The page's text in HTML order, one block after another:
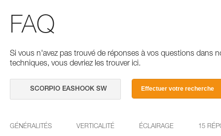
FAQ
Si vous n'avez pas trouvé de réponses à vos questions dans
techniques, vous devriez les trouver ici.
Effectuer votre recherche
GÉNÉRALITÉS VERTICALITÉ ÉCLAIRAGE 15